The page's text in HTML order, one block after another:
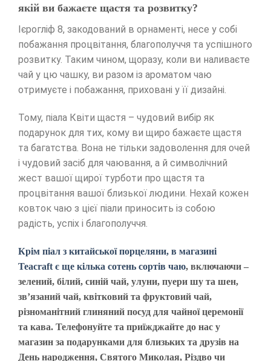
якій ви бажаєте щастя та розвитку?
Ієрогліф 8, закодований в орнаменті, несе у собі
побажання процвітання, благополуччя та успішного
розвитку. Таким чином, щоразу, коли ви наливаєте
чай у цю чашку, ви разом із ароматом чаю
отримуєте і побажання, приховані у її дизайні.
Тому, піала Квіти щастя – чудовий вибір як
подарунок для тих, кому ви щиро бажаєте щастя
та багатства. Вона не тільки задоволення для очей
і чудовий засіб для чаювання, а й символічний
жест вашої щирої турботи про щастя та
процвітання вашої близької людини. Нехай кожен
ковток чаю з цієї піали приносить із собою
радість, успіх і благополуччя.
Крім піал з китайської порцеляни, в магазині
Teacraft є ще кілька сотень сортів чаю, включаючи –
зелений, білий, синій чай, улуни, пуери шу та шен,
зв’язаний чай, квітковий та фруктовий чай,
різноманітний глиняний посуд для чайної церемонії
та кава. Телефонуйте та приїжджайте до нас у
магазин за подарунками для близьких та друзів на
День народження, Святого Миколая, Різдво чи